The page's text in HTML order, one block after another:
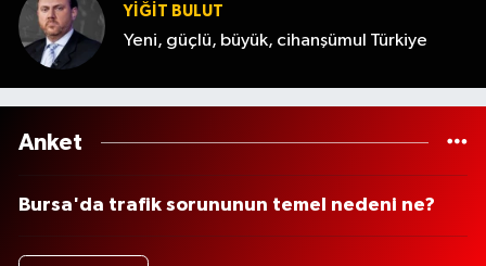
YİĞİT BULUT
Yeni, güçlü, büyük, cihanşümul Türkiye
Anket
Bursa'da trafik sorununun temel nedeni ne?